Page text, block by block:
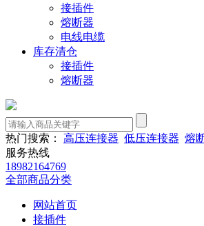
接插件
熔断器
电线电缆
库存清仓
接插件
熔断器
热门搜索： 高压连接器 低压连接器 熔
服务热线
18982164769
全部商品分类
网站首页
接插件